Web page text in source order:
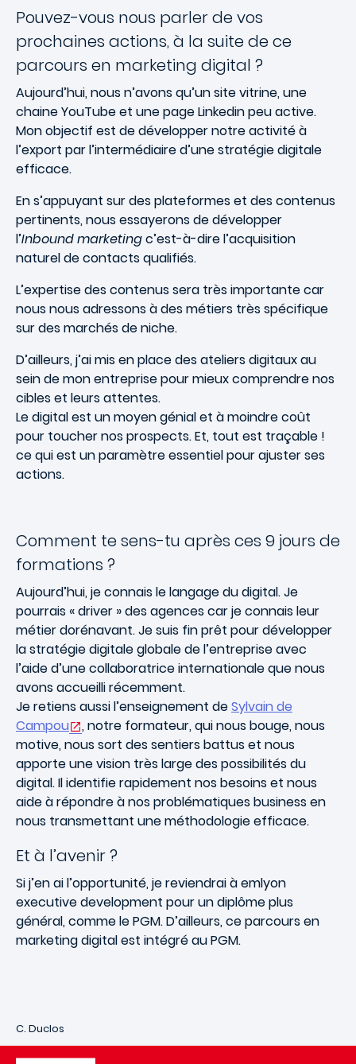
Pouvez-vous nous parler de vos
prochaines actions, à la suite de ce
parcours en marketing digital ?
Aujourd’hui, nous n’avons qu’un site vitrine, une
chaine YouTube et une page Linkedin peu active.
Mon objectif est de développer notre activité à
l’export par l’intermédiaire d’une stratégie digitale
efficace.
En s’appuyant sur des plateformes et des contenus
pertinents, nous essayerons de développer
l’Inbound marketingc’est-à-dire l’acquisition
naturel de contacts qualifiés.
L’expertise des contenus sera très importante car
nous nous adressons à des métiers très spécifique
sur des marchés de niche.
D’ailleurs, j’ai mis en place des ateliers digitaux au
sein de mon entreprise pour mieux comprendre nos
cibles et leurs attentes.
Le digital est un moyen génial et à moindre coût
pour toucher nos prospects. Et, tout est traçable !
ce qui est un paramètre essentiel pour ajuster ses
actions.
Comment te sens-tu après ces 9 jours de
formations ?
Aujourd’hui, je connais le langage du digital. Je
pourrais « driver » des agences car je connais leur
métier dorénavant. Je suis fin prêt pour développer
la stratégie digitale globale de l’entreprise avec
l’aide d’une collaboratrice internationale que nous
avons accueilli récemment.
Je retiens aussi l’enseignement deSylvain de
Campou
, notre formateur, qui nous bouge, nous
motive, nous sort des sentiers battus et nous
apporte une vision très large des possibilités du
digital. Il identifie rapidement nos besoins et nous
aide à répondre à nos problématiques business en
nous transmettant une méthodologie efficace.
Et à l’avenir ?
Si j’en ai l’opportunité, je reviendrai à emlyon
executive development pour un diplôme plus
général, comme le PGM. D’ailleurs, ce parcours en
marketing digital est intégré au PGM.
C. Duclos